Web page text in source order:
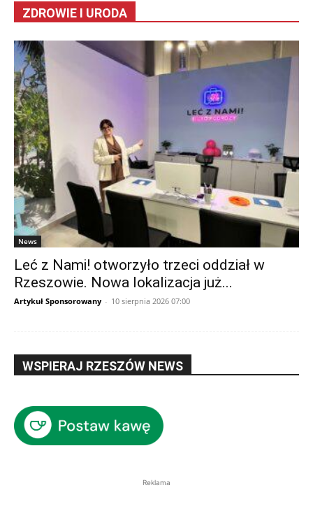
ZDROWIE I URODA
News
Leć z Nami! otworzyło trzeci oddział w
Rzeszowie. Nowa lokalizacja już...
Artykuł Sponsorowany - 10 sierpnia 2026 07:00
WSPIERAJ RZESZÓW NEWS
Reklama